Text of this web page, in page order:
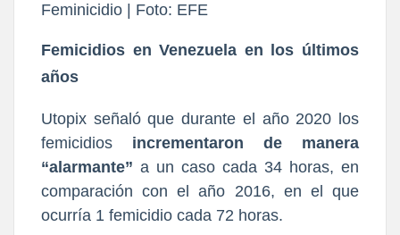
Feminicidio | Foto: EFE
Femicidios en Venezuela en los últimos
años
Utopix señaló que durante el año 2020 los
femicidios
incrementaron de manera
“alarmante” a un caso cada 34 horas, en
comparación con el año 2016, en el que
ocurría 1 femicidio cada 72 horas.